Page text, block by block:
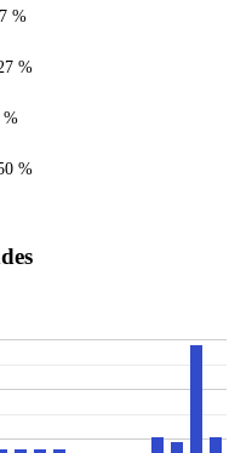
%
%
%
%